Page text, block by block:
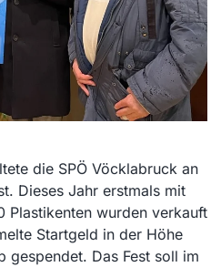
die SPÖ Vöcklabruck an
Dieses Jahr erstmals mit
Plastikenten wurden verkauft
Startgeld in der Höhe
gespendet. Das Fest soll im